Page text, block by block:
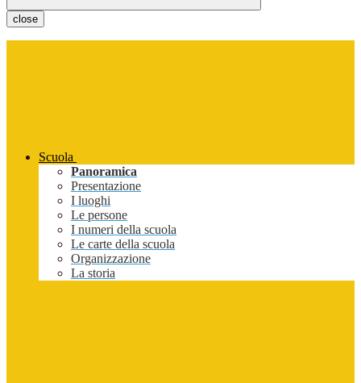
close
Scuola
Panoramica
Presentazione
I luoghi
Le persone
I numeri della scuola
Le carte della scuola
Organizzazione
La storia